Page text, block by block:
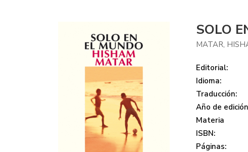
SOLO
MATAR,
Editorial:
Idioma:
Traducción:
Año de
Materia
ISBN:
Páginas: